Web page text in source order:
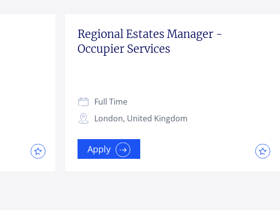
Regional Estates Manager -
Occupier Services
London, United Kingdom
Full Time
Apply